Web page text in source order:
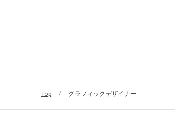
Top / グラフィックデザイナー